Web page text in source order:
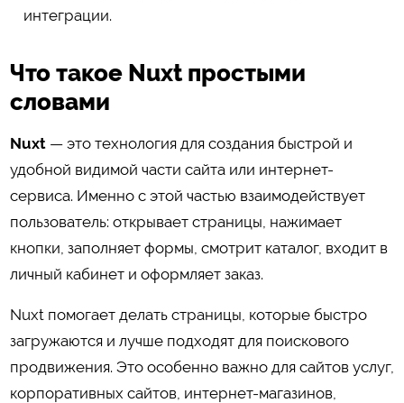
интеграции.
Что такое Nuxt простыми
словами
Nuxt— это технология для создания быстрой и
удобной видимой части сайта или интернет-
сервиса. Именно с этой частью взаимодействует
пользователь: открывает страницы, нажимает
кнопки, заполняет формы, смотрит каталог, входит в
личный кабинет и оформляет заказ.
Nuxt помогает делать страницы, которые быстро
загружаются и лучше подходят для поискового
продвижения. Это особенно важно для сайтов услуг,
корпоративных сайтов, интернет-магазинов,